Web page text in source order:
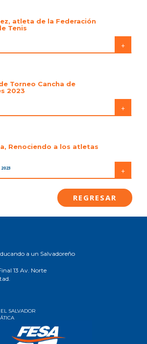
atleta de la Federación
Tenis
+
Torneo Cancha de
2023
+
Renociendo a los atletas
+
REGRESAR
a un Salvadoreño
13 Av. Norte
SALVADOR